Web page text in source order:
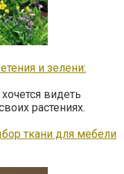
и зелени:
видеть
растениях.
ткани для мебели